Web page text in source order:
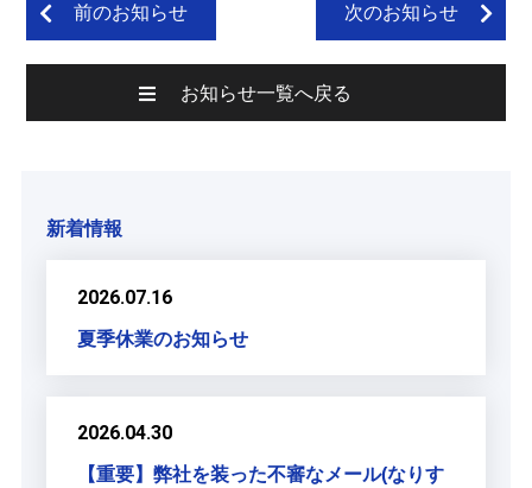
前のお知らせ 次のお知らせ
お知らせ一覧へ戻る
新着情報
2026.07.16
夏季休業のお知らせ
2026.04.30
【重要】弊社を装った不審なメール(なりす